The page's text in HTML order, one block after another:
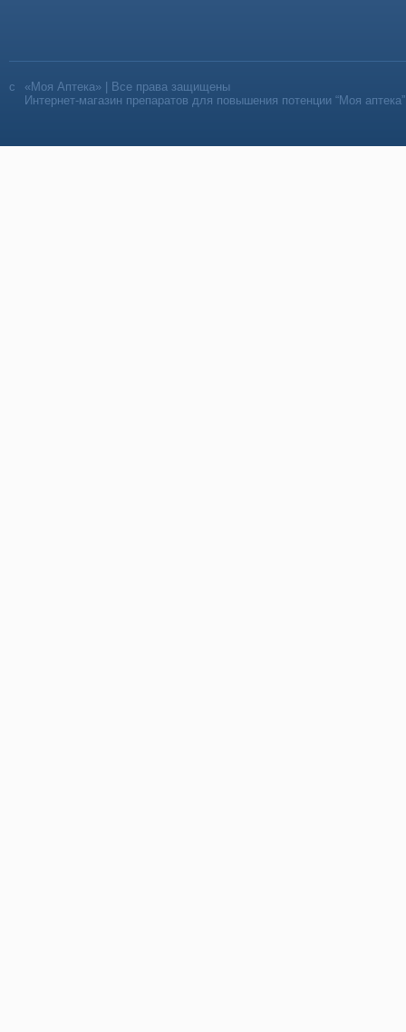
«Моя Аптека» | Все права защищены
Интернет-магазин препаратов для повышения потенции “Моя